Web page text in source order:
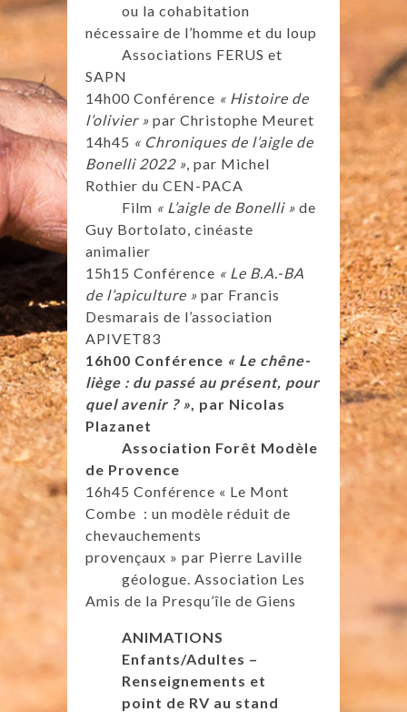
ou la cohabitation
nécessaire de l’homme et du loup
Associations FERUS et
SAPN
14h00 Conférence « Histoire de
l’olivier » par Christophe Meuret
14h45 « Chroniques de l’aigle de
Bonelli 2022 » , par Michel
Rothier du CEN-PACA
Film « L’aigle de Bonelli » de
Guy Bortolato, cinéaste
animalier
15h15 Conférence « Le B.A.-BA
de l’apiculture » par Francis
Desmarais de l’association
APIVET83
16h00 Conférence « Le chêne-
liège : du passé au présent, pour
quel avenir ? » , par Nicolas
Plazanet
Association Forêt Modèle
de Provence
16h45 Conférence « Le Mont
Combe : un modèle réduit de
chevauchements
provençaux » par Pierre Laville
géologue. Association Les
Amis de la Presqu’île de Giens
ANIMATIONS
Enfants/Adultes –
Renseignements et
point de RV au stand